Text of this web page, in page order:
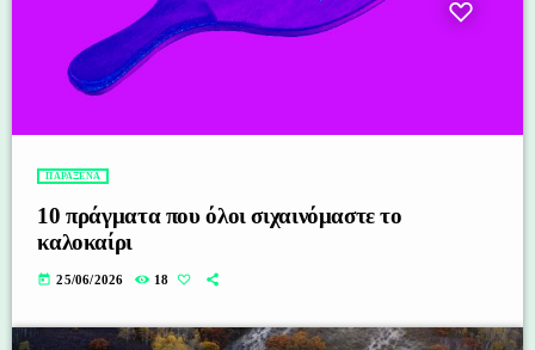
ΠΑΡΑΞΕΝΑ
10 πράγματα που όλοι σιχαινόμαστε το
καλοκαίρι
today 25/06/2026 18